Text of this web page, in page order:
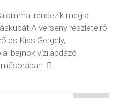
rendezik meg a
A verseny részleteiről
és Kiss Gergely,
bajnok vízilabdázó
...